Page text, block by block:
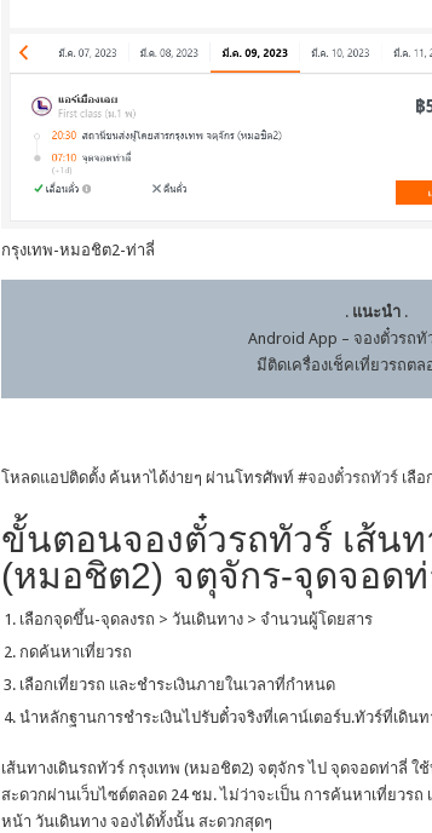
กรุงเทพ-หมอชิต2-ท่าลี่
. แนะนำ.
Android App – จองตั๋วรถ
มีติดเครื่องเช็คเที่ยวรถตล
โหลดแอปติดตั้ง ค้นหาได้ง่ายๆ ผ่านโทรศัพท์ #จองตั๋วรถทัวร์เลือ
ขั้นตอนจองตั๋วรถทัวร์ เส้นท
(หมอชิต2) จตุจักร-จุดจอด
เลือกจุดขึ้น-จุดลงรถ > วันเดินทาง > จำนวนผู้โดยสาร
กดค้นหาเที่ยวรถ
เลือกเที่ยวรถ และชำระเงินภายในเวลาที่กำหนด
นำหลักฐานการชำระเงินไปรับตั๋วจริงที่เคาน์เตอร์บ.ทัวร์ที่เดิน
เส้นทางเดินรถทัวร์ กรุงเทพ (หมอชิต2) จตุจักร ไป จุดจอดท่าลี่ ใ
สะดวกผ่านเว็บไซต์ตลอด 24 ชม. ไม่ว่าจะเป็น การค้นหาเที่ยวรถ
หน้า วันเดินทาง จองได้ทั้งนั้น สะดวกสุดๆ